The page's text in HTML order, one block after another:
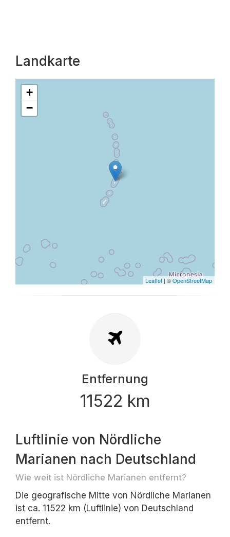
Landkarte
+
−
Leaflet | ©OpenStreetMap
Entfernung
11522 km
Luftlinie von Nördliche
Marianen nach Deutschland
Wie weit ist Nördliche Marianen entfernt?
Die geografische Mitte von Nördliche Marianen
ist ca. 11522 km (Luftlinie) von Deutschland
entfernt.